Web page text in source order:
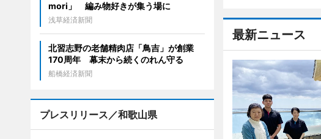
最新ニュース
mori」 編み物好きが集う場に
浅草経済新聞
北習志野の老舗精肉店「鳥吉」が創業
170周年 幕末から続くのれん守る
船橋経済新聞
プレスリリース／和歌山県